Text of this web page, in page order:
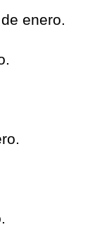
enero.